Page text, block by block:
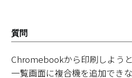
質問
Chromebookから印刷しよう
一覧画面に複合機を追加できな